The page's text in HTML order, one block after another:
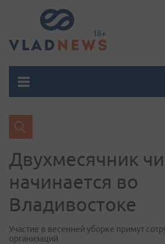
Двухмесячник
начинается во
Владивостоке
Участие в весенней уборке примут
организаций